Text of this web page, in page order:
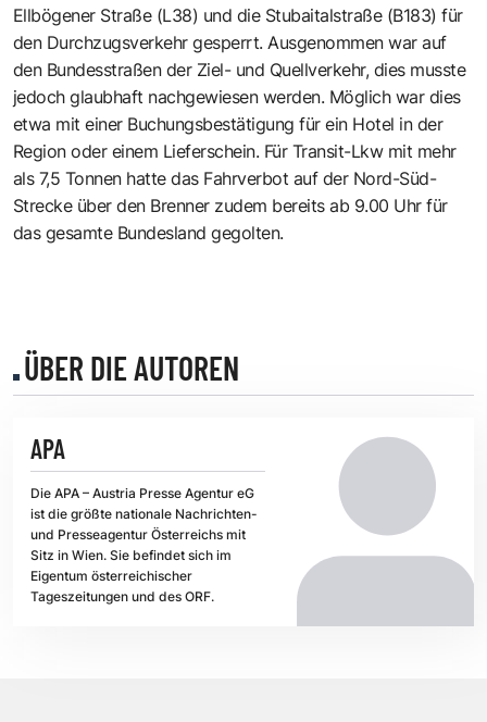
Ellbögener Straße (L38) und die Stubaitalstraße (B183) für
den Durchzugsverkehr gesperrt. Ausgenommen war auf
den Bundesstraßen der Ziel- und Quellverkehr, dies musste
jedoch glaubhaft nachgewiesen werden. Möglich war dies
etwa mit einer Buchungsbestätigung für ein Hotel in der
Region oder einem Lieferschein. Für Transit-Lkw mit mehr
als 7,5 Tonnen hatte das Fahrverbot auf der Nord-Süd-
Strecke über den Brenner zudem bereits ab 9.00 Uhr für
das gesamte Bundesland gegolten.
ÜBER DIE AUTOREN
APA
Die APA – Austria Presse Agentur eG
ist die größte nationale Nachrichten-
und Presseagentur Österreichs mit
Sitz in Wien. Sie befindet sich im
Eigentum österreichischer
Tageszeitungen und des ORF.